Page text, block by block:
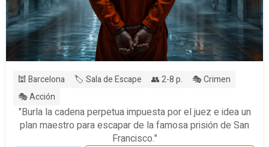
🕍 Barcelona 🏷️ Sala de Escape 👥 2-8 p.
🎭 Crimen
🎭 Acción
"Burla la cadena perpetua impuesta por el juez e idea un
plan maestro para escapar de la famosa prisión de San
Francisco."